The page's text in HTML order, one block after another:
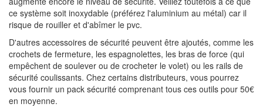
ce système soit inoxydable (préférez l'aluminium au métal) car il
risque de rouiller et d'abîmer le pvc.
D'autres accessoires de sécurité peuvent être ajoutés, comme les
crochets de fermeture, les espagnolettes, les bras de force (qui
empêchent de soulever ou de crocheter le volet) ou les rails de
sécurité coulissants. Chez certains distributeurs, vous pourrez
vous fournir un pack sécurité comprenant tous ces outils pour 50€
en moyenne.